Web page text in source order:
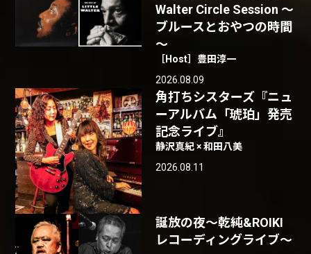
Walter Circle Session ～
ブルースとおやつの時間
～
［Host］豊田淳一
2026.08.09
角打ちシスターズ『ニュ
ーアルバム「琥珀」発売
記念ライブ』
静沢真紀 × 和田八美
2026.08.11
誕放の夜〜乾純&ROIKI
レコーディングライブ〜